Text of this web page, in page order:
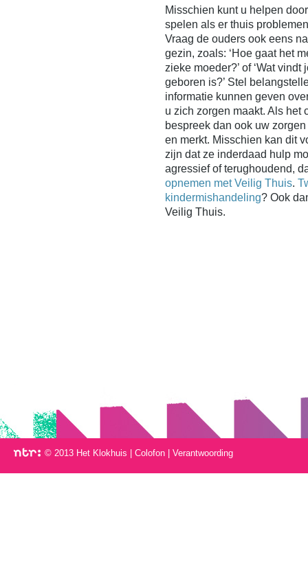
Misschien kunt u helpen
spelen als er thuis
Vraag de ouders ook eens
gezin, zoals: ‘Hoe gaat het
zieke moeder?’ of ‘Wat
geboren is?’ Stel
informatie kunnen geven
u zich zorgen maakt. Als het
bespreek dan ook uw
en merkt. Misschien kan dit
zijn dat ze inderdaad hulp
agressief of terughoudend,
opnemen met Veilig Thuis.
kindermishandeling? Ook
Veilig Thuis.
© 2013 Het Klokhuis Colofon Verantwoording